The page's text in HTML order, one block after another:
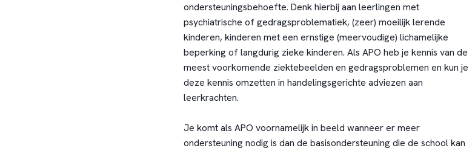
ondersteuningsbehoefte. Denk hierbij aan leerlingen met
psychiatrische of gedragsproblematiek, (zeer) moeilijk lerende
kinderen, kinderen met een ernstige (meervoudige) lichamelijke
beperking of langdurig zieke kinderen. Als APO heb je kennis van de
meest voorkomende ziektebeelden en gedragsproblemen en kun je
deze kennis omzetten in handelingsgerichte adviezen aan
leerkrachten.
Je komt als APO voornamelijk in beeld wanneer er meer
ondersteuning nodig is dan de basisondersteuning die de school kan